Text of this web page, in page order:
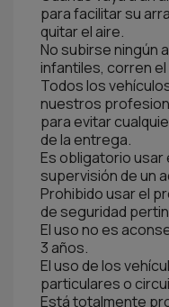
para facilitar su
quitar el aire.
No subirse ningún
infantiles, corren
Todos los
nuestros
para evitar
de la entrega.
Es obligatorio
supervisión de un
Prohibido usar el
de seguridad
El uso no es
3 años.
El uso de los
particulares o
Está totalmente